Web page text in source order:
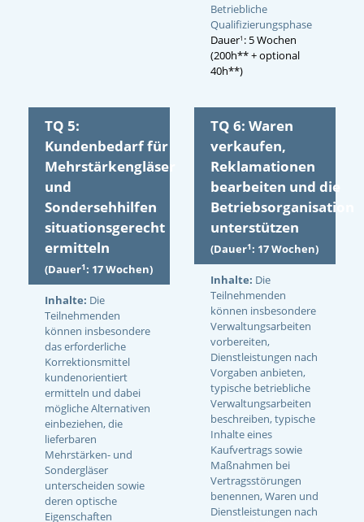
Betriebliche
Qualifizierungsphase
Dauer1 : 5 Wochen
(200h** + optional
40h**)
TQ 5:
Kundenbedarf für
Mehrstärkengläser
und
Sondersehhilfen
situationsgerecht
ermitteln
(Dauer1: 17 Wochen)
Inhalte: Die
Teilnehmenden
können insbesondere
das erforderliche
Korrektionsmittel
kundenorientiert
ermitteln und dabei
mögliche Alternativen
einbeziehen, die
lieferbaren
Mehrstärken- und
Sondergläser
unterscheiden sowie
deren optische
Eigenschaften
TQ 6: Waren
verkaufen,
Reklamationen
bearbeiten und die
Betriebsorganisation
unterstützen
(Dauer1: 17 Wochen)
Inhalte: Die
Teilnehmenden
können insbesondere
Verwaltungsarbeiten
vorbereiten,
Dienstleistungen nach
Vorgaben anbieten,
typische betriebliche
Verwaltungsarbeiten
beschreiben, typische
Inhalte eines
Kaufvertrags sowie
Maßnahmen bei
Vertragsstörungen
benennen, Waren und
Dienstleistungen nach